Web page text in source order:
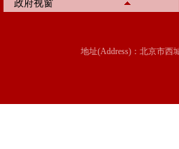
政府视窗
地址(Address)：北京市西